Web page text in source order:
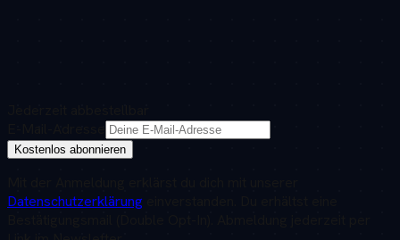
Kostenlos abonnieren
Datenschutzerklärung